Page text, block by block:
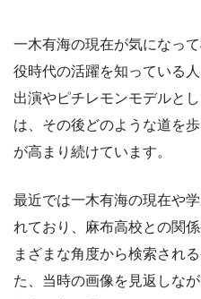
一木有海の現在が気になっ
役時代の活躍を知っている
出演やピチレモンモデルと
は、その後どのような道を
が高まり続けています。
最近では一木有海の現在や
れており、麻布高校との関
まざまな角度から検索され
た、当時の画像を見返しな